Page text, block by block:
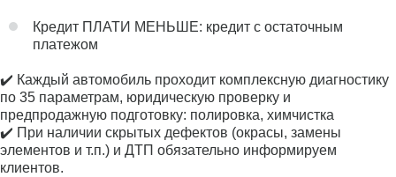
Кредит ПЛАТИ МЕНЬШЕ: кредит с остаточным
платежом
✔️ Каждый автомобиль проходит комплексную диагностику
по 35 параметрам, юридическую проверку и
предпродажную подготовку: полировка, химчистка
✔️ При наличии скрытых дефектов (окрасы, замены
элементов и т.п.) и ДТП обязательно информируем
клиентов.